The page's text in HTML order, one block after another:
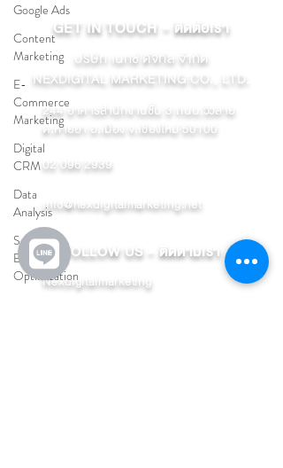
Google Ads
Content
Marketing
E-
Commerce
Marketing
Digital
CRM
Data
Analysis
Search
Engine
Optimization
GET IN TOUCH - ติดต่อเรา
บริษัท เนกซ์ ดิจิทัล จำกัด
NEXDIGITAL MARKETING CO., LTD.
244 อาคารสำนักงานชั้น 3 ถนน.วัวลาย
ต.หายยา อ.เมือง จ.เชียงใหม่ 50100
02 096 2939
info@nexdigitalmarketing.net
FOLLOW US - ติดตามเรา
Nexdigitalmarketing